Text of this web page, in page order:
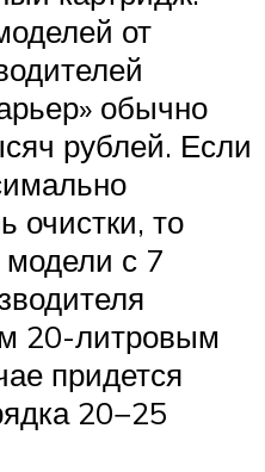
от
обычно
рублей. Если
очистки, то
модели с 7
20-литровым
придется
20−25